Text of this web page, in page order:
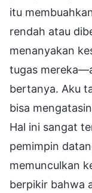
itu
rendah atau
menanyakan
tugas
bertanya. Aku
bisa
Hal ini sangat
pemimpin
memunculkan
berpikir bahwa